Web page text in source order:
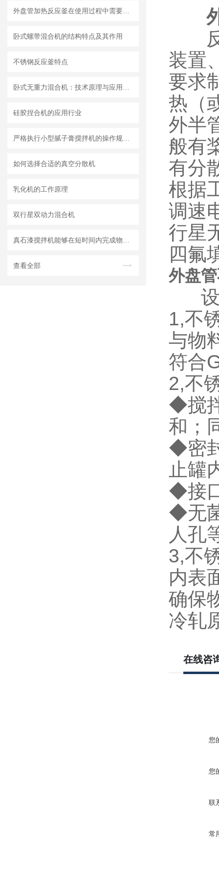
卧式螺带混合机的结构特点及其作用
不锈钢反应釜特点
硅胶捏合机的应用行业
如何选择合适的真空分散机
乳化机的工作原理
双行星双动力混合机
查看全部
反
装置
要求
热（
外半
般有
有分
根据
调速
行星
四氟
外盘
设
1,不
与物
符合
2,不
◆搅
和；
◆密
止罐
◆接
◆无
人孔
3,不
内表
确保
冷轧
在线咨
您
您
联
常